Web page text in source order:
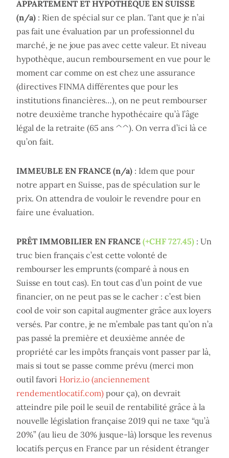
APPARTEMENT ET HYPOTHÈQUE EN SUISSE
(n/a) : Rien de spécial sur ce plan. Tant que je n’ai
pas fait une évaluation par un professionnel du
marché, je ne joue pas avec cette valeur. Et niveau
hypothèque, aucun remboursement en vue pour le
moment car comme on est chez une assurance
(directives FINMA différentes que pour les
institutions financières…), on ne peut rembourser
notre deuxième tranche hypothécaire qu’à l’âge
légal de la retraite (65 ans ^^). On verra d’ici là ce
qu’on fait.
IMMEUBLE EN FRANCE (n/a) : Idem que pour
notre appart en Suisse, pas de spéculation sur le
prix. On attendra de vouloir le revendre pour en
faire une évaluation.
PRÊT IMMOBILIER EN FRANCE (+CHF 727.45) : Un
truc bien français c’est cette volonté de
rembourser les emprunts (comparé à nous en
Suisse en tout cas). En tout cas d’un point de vue
financier, on ne peut pas se le cacher : c’est bien
cool de voir son capital augmenter grâce aux loyers
versés. Par contre, je ne m’embale pas tant qu’on n’a
pas passé la première et deuxième année de
propriété car les impôts français vont passer par là,
mais si tout se passe comme prévu (merci mon
outil favori Horiz.io (anciennement
rendementlocatif.com) pour ça), on devrait
atteindre pile poil le seuil de rentabilité grâce à la
nouvelle législation française 2019 qui ne taxe “qu’à
20%” (au lieu de 30% jusque-là) lorsque les revenus
locatifs perçus en France par un résident étranger